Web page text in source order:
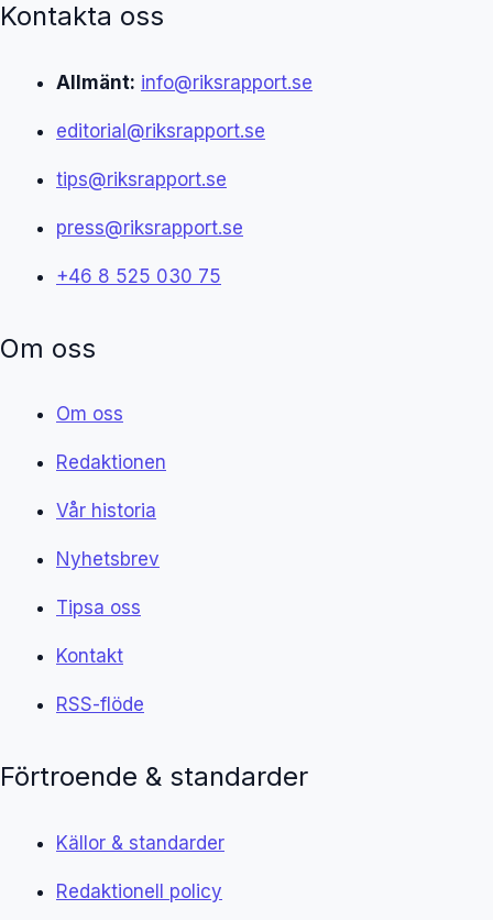
Kontakta oss
Allmänt: info@riksrapport.se
editorial@riksrapport.se
tips@riksrapport.se
press@riksrapport.se
+46 8 525 030 75
Om oss
Om oss
Redaktionen
Vår historia
Nyhetsbrev
Tipsa oss
Kontakt
RSS-flöde
Förtroende & standarder
Källor & standarder
Redaktionell policy